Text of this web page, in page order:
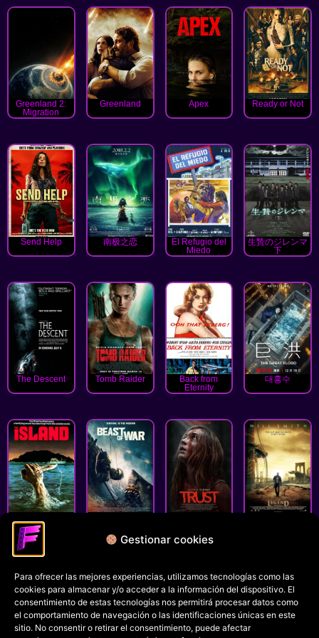
Gestionar cookies
Para ofrecer las mejores experiencias, utilizamos tecnologías como las
cookies para almacenar y/o acceder a la información del dispositivo. El
consentimiento de estas tecnologías nos permitirá procesar datos como
el comportamiento de navegación o las identificaciones únicas en este
sitio. No consentir o retirar el consentimiento, puede afectar
Greenland 2:
Migration
Greenland Apex Ready or Not
Send Help 南极之恋
El Refugio del
Miedo
生贄のジレンマ
下
The Descent Tomb Raider
Back from
Eternity
대홍수
« Anterior 2 3 4 5 6
Política de privacidad
Términos y condiciones
Política de cookies